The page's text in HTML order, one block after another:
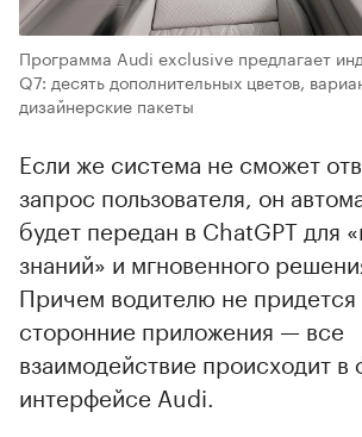
Программа Audi exclusive предлагает
Q7: десять дополнительных цветов,
дизайнерские пакеты
Если же система не сможет
запрос пользователя, он
будет передан в ChatGPT для
знаний» и мгновенного
Причем водителю не придется
сторонние приложения — все
взаимодействие происходит
интерфейсе Audi.